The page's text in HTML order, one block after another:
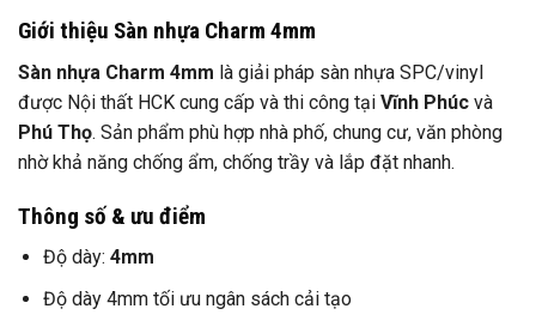
Giới thiệu Sàn nhựa Charm 4mm
Sàn nhựa Charm 4mm là giải pháp sàn nhựa SPC/vinyl
được Nội thất HCK cung cấp và thi công tại Vĩnh Phúc và
Phú Thọ. Sản phẩm phù hợp nhà phố, chung cư, văn phòng
nhờ khả năng chống ẩm, chống trầy và lắp đặt nhanh.
Thông số & ưu điểm
Độ dày: 4mm
Độ dày 4mm tối ưu ngân sách cải tạo